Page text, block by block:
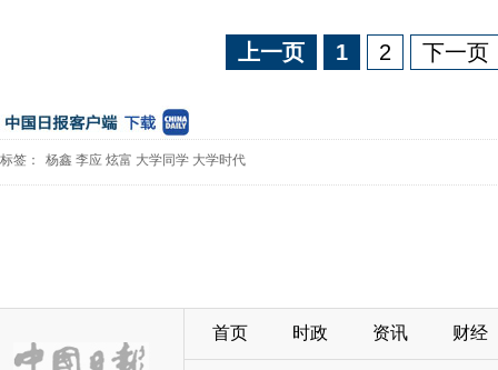
上一页 1 2 下一页
标签： 杨鑫 李应 炫富 大学同学 大学时代
首页 时政 资讯 财经